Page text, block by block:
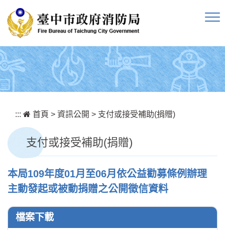
::: 首頁 > 資訊公開 > 支付或接受補助(捐贈)
支付或接受補助(捐贈)
本局109年度01月至06月依公益勸募條例辦理
主動發起或被動捐贈之公開徵信資料
檔案下載